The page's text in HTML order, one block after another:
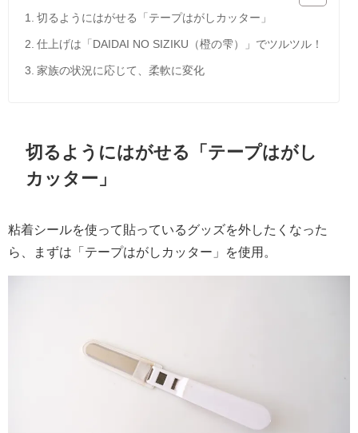
切るようにはがせる「テープはがしカッター」
仕上げは「DAIDAI NO SIZIKU（橙の雫）」でツルツル！
家族の状況に応じて、柔軟に変化
切るようにはがせる「テープはがし
カッター」
粘着シールを使って貼っているグッズを外したくなった
ら、まずは「テープはがしカッター」を使用。